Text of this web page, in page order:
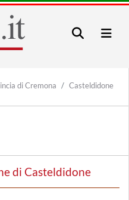
di Cremona
Casteldidone
di Casteldidone